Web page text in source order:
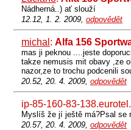
Nádherná..) ať slouží
12.12, 1. 2. 2009, odpovědět
michal : Alfa 156
mas ji peknou ....jeste
takze nemusis mit obavy ,ze
nazor,ze to trochu podcenili
20.52, 20. 4. 2009, odpovědět
ip-85-160-83-
Myslíš že jí ještě má?Psal se
20.57, 20. 4. 2009, odpovědět